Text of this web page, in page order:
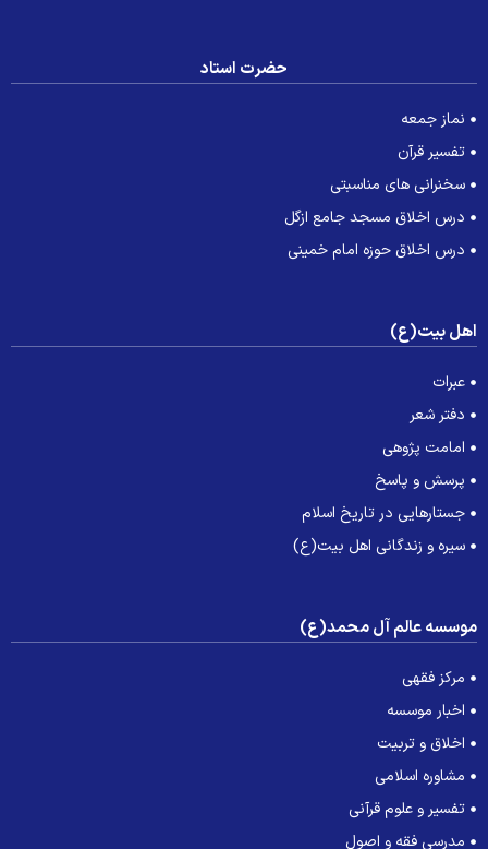
حضرت استاد
نماز جمعه
تفسیر قرآن
سخنرانی های مناسبتی
درس اخلاق مسجد جامع ازگل
درس اخلاق حوزه امام خمینی
بیت(ع)
عبرات
دفتر شعر
امامت پژوهی
پرسش و پاسخ
جستارهایی در تاریخ اسلام
سیره و زندگانی اهل بیت(ع)
عالم آل محمد(ع)
مرکز فقهی
اخبار موسسه
اخلاق و تربیت
مشاوره اسلامی
تفسیر و علوم قرآنی
مدرسی فقه و اصول